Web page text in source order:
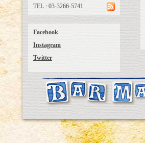
TEL : 03-3266-5741
Facebook
Instagram
Twitter